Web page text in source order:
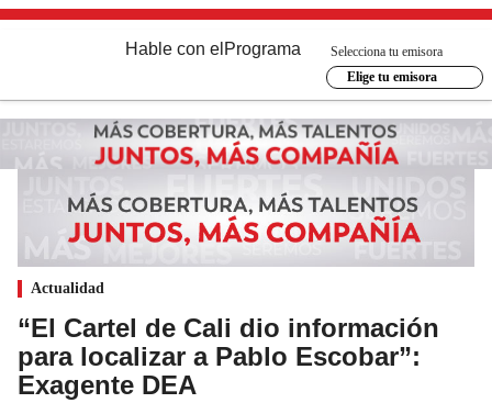
Hable con el Programa
Selecciona tu emisora
Elige tu emisora
Actualidad
“El Cartel de Cali dio información
para localizar a Pablo Escobar”:
Exagente DEA